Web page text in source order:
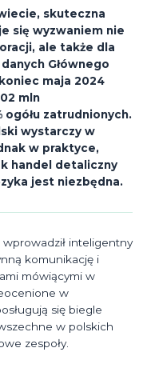
skuteczna
się wyzwaniem nie
ale także dla
Głównego
maja 2024
mln
ogółu zatrudnionych.
wystarczy w
w praktyce,
handel detaliczny
jest niezbędna.
inteligentny
komunikację i
mówiącymi w
w
się biegle
w polskich
zespoły.